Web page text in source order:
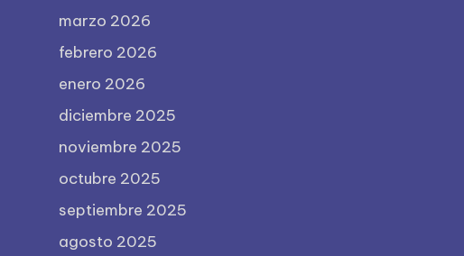
marzo 2026
febrero 2026
enero 2026
diciembre 2025
noviembre 2025
octubre 2025
septiembre 2025
agosto 2025